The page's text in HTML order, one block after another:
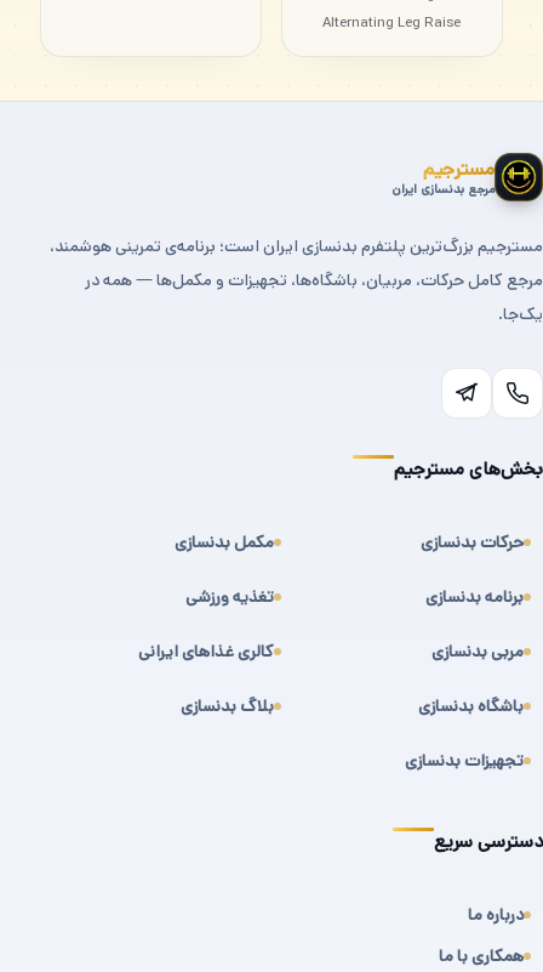
Alternating Leg Raise
مسترجیم
مرجع بدنسازی ایران
مسترجیم بزرگ‌ترین پلتفرم بدنسازی ایران است؛ برنامه‌ی تمرینی هوشمند،
مرجع کامل حرکات، مربیان، باشگاه‌ها، تجهیزات و مکمل‌ها — همه در
یک‌جا.
بخش‌های مسترجیم
حرکات بدنسازی
برنامه بدنسازی
مربی بدنسازی
باشگاه بدنسازی
تجهیزات بدنسازی
مکمل بدنسازی
تغذیه ورزشی
کالری غذاهای ایرانی
بلاگ بدنسازی
دسترسی سریع
درباره ما
همکاری با ما